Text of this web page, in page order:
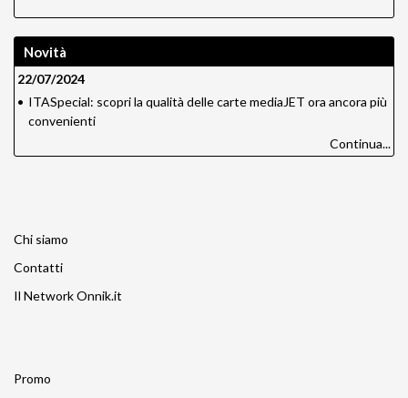
Novità
22/07/2024
• ITASpecial: scopri la qualità delle carte mediaJET ora ancora più
convenienti
Continua...
Chi siamo
Contatti
Il Network Onnik.it
Promo